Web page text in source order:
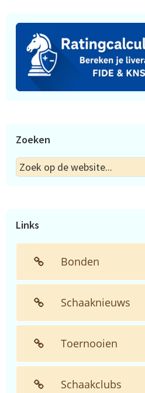
Zoeken
Zoek
op
Links
Bonden
Schaaknieuws
Toernooien
Schaakclubs